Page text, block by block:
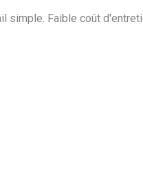
simple. Faible coût